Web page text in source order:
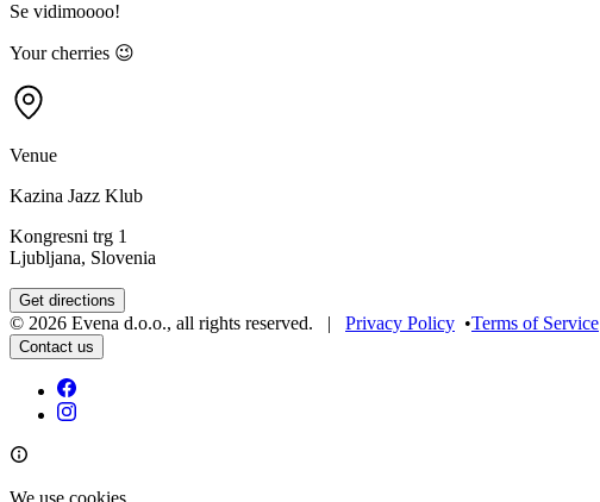
Se vidimoooo!
Your cherries 😉
Venue
Kazina Jazz Klub
Kongresni trg 1
Ljubljana, Slovenia
Get directions
© 2026 Evena d.o.o., all rights reserved. | Privacy Policy •Terms of Service
Contact us
We use cookies